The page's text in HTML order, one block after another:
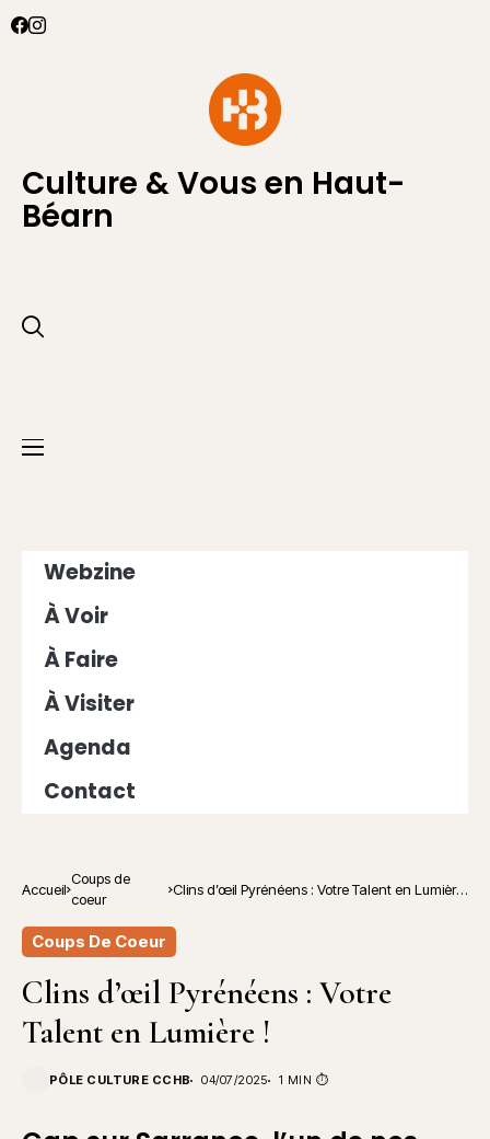
Culture & Vous en Haut-
Béarn
Webzine
À Voir
À Faire
À Visiter
Agenda
Contact
Accueil
Coups de
coeur
Clins d’œil Pyrénéens : Votre Talent en Lumière
Coups De Coeur
Clins d’œil Pyrénéens : Votre
Talent en Lumière !
PÔLE CULTURE CCHB 04/07/2025 1 MIN ⏱️